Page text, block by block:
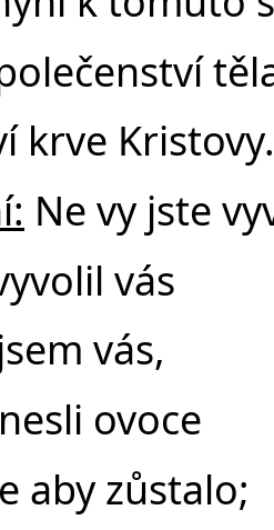
krve Kristovy.
Ne vy jste
vás
vás,
ovoce
aby zůstalo;